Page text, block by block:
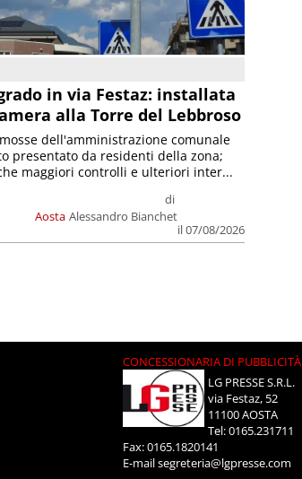
in via Festaz: installata
alla Torre del Lebbroso
Aosta
di
Alessandro Bianchet
il 07/08/2026
dell'amministrazione comunale
presentato da residenti della zona;
maggiori controlli e ulteriori inter...
CONCESSIONARIA DI PUBBLICITÀ
LG PRESSE S.R.L.
via Festaz, 52
11100 AOSTA
Tel: 0165.231711
Fax: 0165.1820141
E-mailsegreteria@lgpresse.com